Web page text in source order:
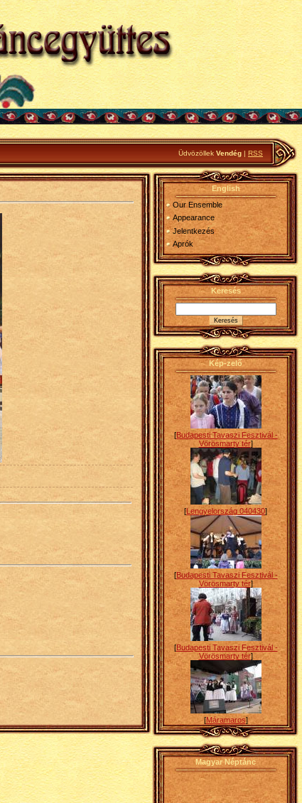
Üdvözöllek Vendég | RSS
English
Our Ensemble
Appearance
Jelentkezés
Aprók
Keresés
Kép-zelő
[Budapesti Tavaszi Fesztivál -
Vörösmarty tér]
[Lengyelország 040430]
[Budapesti Tavaszi Fesztivál -
Vörösmarty tér]
[Budapesti Tavaszi Fesztivál -
Vörösmarty tér]
[Máramaros]
Magyar Néptánc